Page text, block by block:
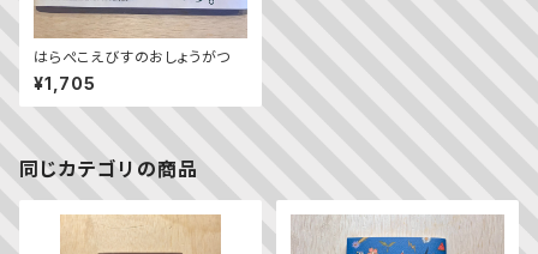
はらぺこえびすのおしょうがつ
¥1,705
同じカテゴリの商品